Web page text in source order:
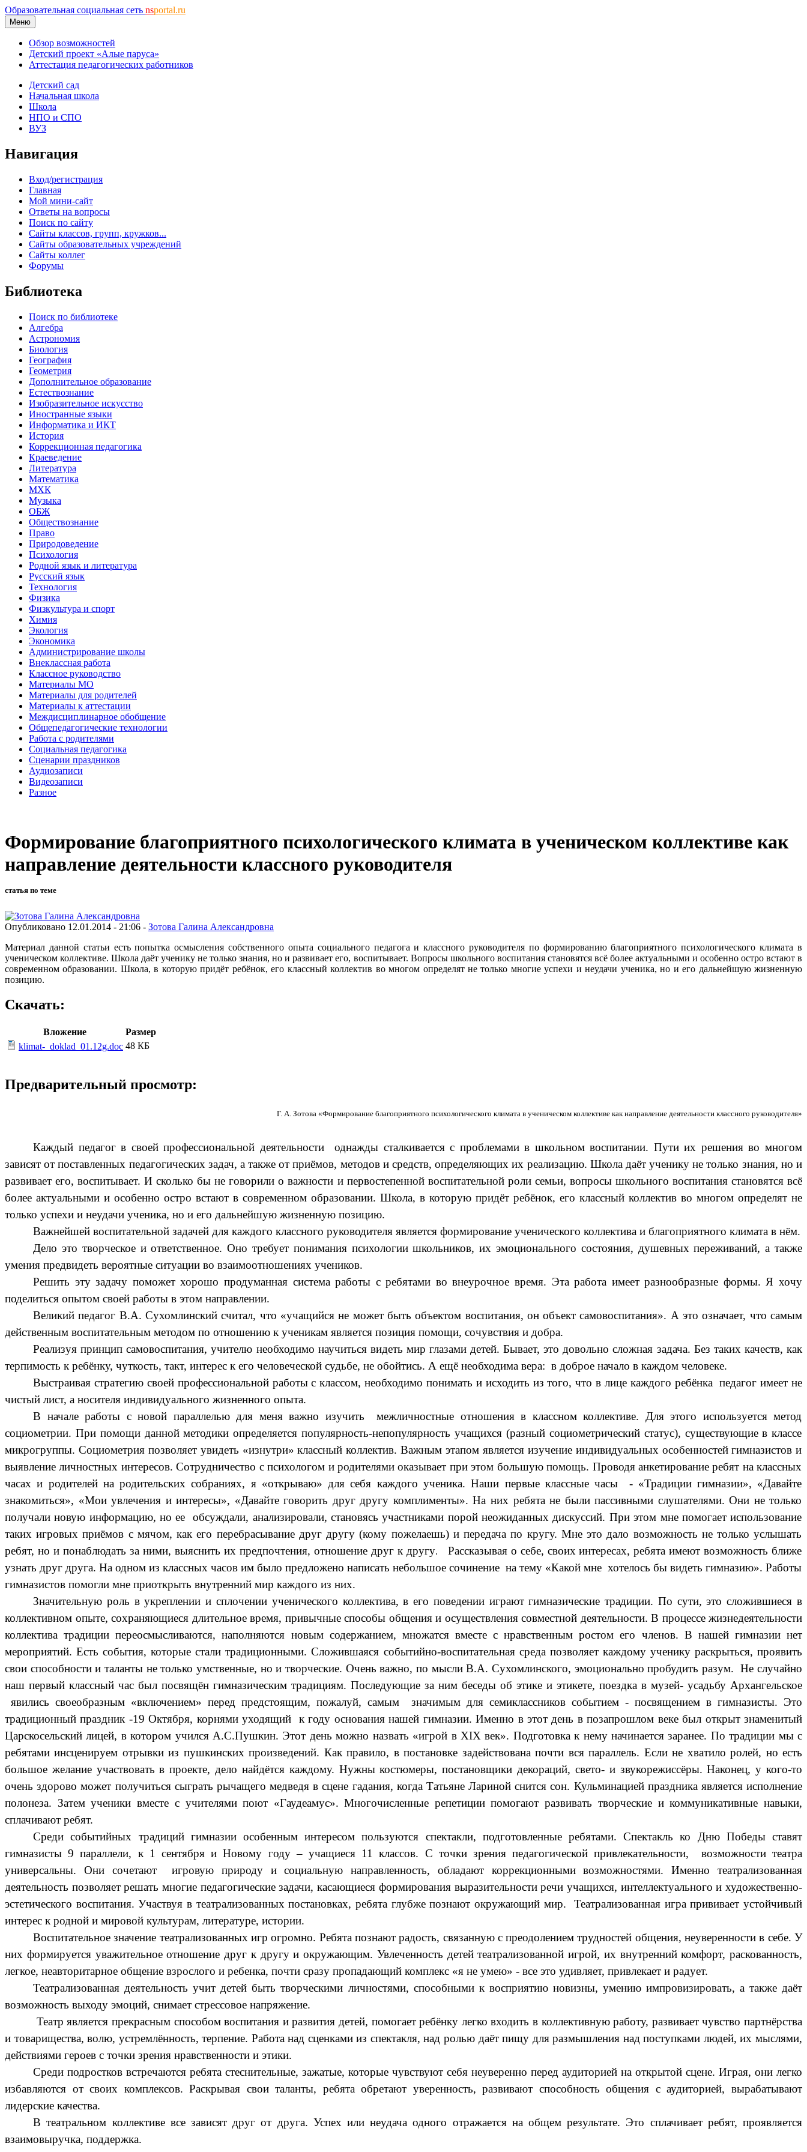
Образовательная социальная сеть nsportal.ru
Меню
Обзор возможностей
Детский проект «Алые паруса»
Аттестация педагогических работников
Детский сад
Начальная школа
Школа
НПО и СПО
ВУЗ
Навигация
Вход/регистрация
Главная
Мой мини-сайт
Ответы на вопросы
Поиск по сайту
Сайты классов, групп, кружков...
Сайты образовательных учреждений
Сайты коллег
Форумы
Библиотека
Поиск по библиотеке
Алгебра
Астрономия
Биология
География
Геометрия
Дополнительное образование
Естествознание
Изобразительное искусство
Иностранные языки
Информатика и ИКТ
История
Коррекционная педагогика
Краеведение
Литература
Математика
МХК
Музыка
ОБЖ
Обществознание
Право
Природоведение
Психология
Родной язык и литература
Русский язык
Технология
Физика
Физкультура и спорт
Химия
Экология
Экономика
Администрирование школы
Внеклассная работа
Классное руководство
Материалы МО
Материалы для родителей
Материалы к аттестации
Междисциплинарное обобщение
Общепедагогические технологии
Работа с родителями
Социальная педагогика
Сценарии праздников
Аудиозаписи
Видеозаписи
Разное
Формирование благоприятного психологического климата в ученическом коллективе как
направление деятельности классного руководителя
статья по теме
Опубликовано 12.01.2014 - 21:06 - Зотова Галина Александровна
Материал данной статьи есть попытка осмысления собственного опыта социального педагога и классного руководителя по формированию благоприятного психологического климата в
ученическом коллективе. Школа даёт ученику не только знания, но и развивает его, воспитывает. Вопросы школьного воспитания становятся всё более актуальными и особенно остро встают в
современном образовании. Школа, в которую придёт ребёнок, его классный коллектив во многом определят не только многие успехи и неудачи ученика, но и его дальнейшую жизненную
позицию.
Скачать:
Вложение
Размер
klimat-_doklad_01.12g.doc 48 КБ
Предварительный просмотр:
Г. А. Зотова «Формирование благоприятного психологического климата в ученическом коллективе как направление деятельности классного руководителя»
Каждый педагог в своей профессиональной деятельности однажды сталкивается с проблемами в школьном воспитании. Пути их решения во многом
зависят от поставленных педагогических задач, а также от приёмов, методов и средств, определяющих их реализацию. Школа даёт ученику не только знания, но и
развивает его, воспитывает. И сколько бы не говорили о важности и первостепенной воспитательной роли семьи, вопросы школьного воспитания становятся всё
более актуальными и особенно остро встают в современном образовании. Школа, в которую придёт ребёнок, его классный коллектив во многом определят не
только успехи и неудачи ученика, но и его дальнейшую жизненную позицию.
Важнейшей воспитательной задачей для каждого классного руководителя является формирование ученического коллектива и благоприятного климата в нём.
Дело это творческое и ответственное. Оно требует понимания психологии школьников, их эмоционального состояния, душевных переживаний, а также
умения предвидеть вероятные ситуации во взаимоотношениях учеников.
Решить эту задачу поможет хорошо продуманная система работы с ребятами во внеурочное время. Эта работа имеет разнообразные формы. Я хочу
поделиться опытом своей работы в этом направлении.
Великий педагог В.А. Сухомлинский считал, что «учащийся не может быть объектом воспитания, он объект самовоспитания». А это означает, что самым
действенным воспитательным методом по отношению к ученикам является позиция помощи, сочувствия и добра.
Реализуя принцип самовоспитания, учителю необходимо научиться видеть мир глазами детей. Бывает, это довольно сложная задача. Без таких качеств, как
терпимость к ребёнку, чуткость, такт, интерес к его человеческой судьбе, не обойтись. А ещё необходима вера: в доброе начало в каждом человеке.
Выстраивая стратегию своей профессиональной работы с классом, необходимо понимать и исходить из того, что в лице каждого ребёнка педагог имеет не
чистый лист, а носителя индивидуального жизненного опыта.
В начале работы с новой параллелью для меня важно изучить межличностные отношения в классном коллективе. Для этого используется метод
социометрии. При помощи данной методики определяется популярность-непопулярность учащихся (разный социометрический статус), существующие в классе
микрогруппы. Социометрия позволяет увидеть «изнутри» классный коллектив. Важным этапом является изучение индивидуальных особенностей гимназистов и
выявление личностных интересов. Сотрудничество с психологом и родителями оказывает при этом большую помощь. Проводя анкетирование ребят на классных
часах и родителей на родительских собраниях, я «открываю» для себя каждого ученика. Наши первые классные часы - «Традиции гимназии», «Давайте
знакомиться», «Мои увлечения и интересы», «Давайте говорить друг другу комплименты». На них ребята не были пассивными слушателями. Они не только
получали новую информацию, но ее обсуждали, анализировали, становясь участниками порой неожиданных дискуссий. При этом мне помогает использование
таких игровых приёмов с мячом, как его перебрасывание друг другу (кому пожелаешь) и передача по кругу. Мне это дало возможность не только услышать
ребят, но и понаблюдать за ними, выяснить их предпочтения, отношение друг к другу.
Рассказывая о себе, своих интересах, ребята имеют возможность ближе
узнать друг друга. На одном из классных часов им было предложено написать небольшое сочинение на тему «Какой мне хотелось бы видеть гимназию». Работы
гимназистов помогли мне приоткрыть внутренний мир каждого из них.
Значительную роль в укреплении и сплочении ученического коллектива, в его поведении играют гимназические традиции. По сути, это сложившиеся в
коллективном опыте, сохраняющиеся длительное время, привычные способы общения и осуществления совместной деятельности. В процессе жизнедеятельности
коллектива традиции переосмысливаются, наполняются новым содержанием, множатся вместе с нравственным ростом его членов. В нашей гимназии нет
мероприятий. Есть события, которые стали традиционными. Сложившаяся событийно-воспитательная среда позволяет каждому ученику раскрыться, проявить
свои способности и таланты не только умственные, но и творческие. Очень важно, по мысли В.А. Сухомлинского, эмоционально пробудить разум. Не случайно
наш первый классный час был посвящён гимназическим традициям. Последующие за ним беседы об этике и этикете, поездка в музей- усадьбу Архангельское
явились своеобразным «включением» перед предстоящим, пожалуй, самым значимым для семиклассников событием - посвящением в гимназисты. Это
традиционный праздник -19 Октября, корнями уходящий к году основания нашей гимназии. Именно в этот день в позапрошлом веке был открыт знаменитый
Царскосельский лицей, в котором учился А.С.Пушкин. Этот день можно назвать «игрой в XIX век». Подготовка к нему начинается заранее. По традиции мы с
ребятами инсценируем отрывки из пушкинских произведений. Как правило, в постановке задействована почти вся параллель. Если не хватило ролей, но есть
большое желание участвовать в проекте, дело найдётся каждому. Нужны костюмеры, постановщики декораций, свето- и звукорежиссёры. Наконец, у кого-то
очень здорово может получиться сыграть рычащего медведя в сцене гадания, когда Татьяне Лариной снится сон. Кульминацией праздника является исполнение
полонеза. Затем ученики вместе с учителями поют «Гаудеамус». Многочисленные репетиции помогают развивать творческие и коммуникативные навыки,
сплачивают ребят.
Среди событийных традиций гимназии особенным интересом пользуются спектакли, подготовленные ребятами. Спектакль ко Дню Победы ставят
гимназисты 9 параллели, к 1 сентября и Новому году – учащиеся 11 классов. С точки зрения педагогической привлекательности, возможности театра
универсальны. Они сочетают игровую природу и социальную направленность, обладают коррекционными возможностями. Именно театрализованная
деятельность позволяет решать многие педагогические задачи, касающиеся формирования выразительности речи учащихся, интеллектуального и художественно-
эстетического воспитания. Участвуя в театрализованных постановках, ребята глубже познают окружающий мир. Театрализованная игра прививает устойчивый
интерес к родной и мировой культурам, литературе, истории.
Воспитательное значение театрализованных игр огромно. Ребята познают радость, связанную с преодолением трудностей общения, неуверенности в себе. У
них формируется уважительное отношение друг к другу и окружающим. Увлеченность детей театрализованной игрой, их внутренний комфорт, раскованность,
легкое, неавторитарное общение взрослого и ребенка, почти сразу пропадающий комплекс «я не умею» - все это удивляет, привлекает и радует.
Театрализованная деятельность учит детей быть творческими личностями, способными к восприятию новизны, умению импровизировать, а также даёт
возможность выходу эмоций, снимает стрессовое напряжение.
Театр является прекрасным способом воспитания и развития детей, помогает ребёнку легко входить в коллективную работу, развивает чувство партнёрства
и товарищества, волю, устремлённость, терпение. Работа над сценками из спектакля, над ролью даёт пищу для размышления над поступками людей, их мыслями,
действиями героев с точки зрения нравственности и этики.
Среди подростков встречаются ребята стеснительные, зажатые, которые чувствуют себя неуверенно перед аудиторией на открытой сцене. Играя, они легко
избавляются от своих комплексов. Раскрывая свои таланты, ребята обретают уверенность, развивают способность общения с аудиторией, вырабатывают
лидерские качества.
В театральном коллективе все зависят друг от друга. Успех или неудача одного отражается на общем результате. Это сплачивает ребят, проявляется
взаимовыручка, поддержка.